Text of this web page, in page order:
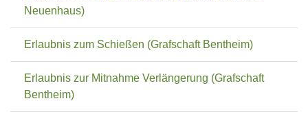
Neuenhaus)
Erlaubnis zum Schießen (Grafschaft Bentheim)
Erlaubnis zur Mitnahme Verlängerung (Grafschaft
Bentheim)